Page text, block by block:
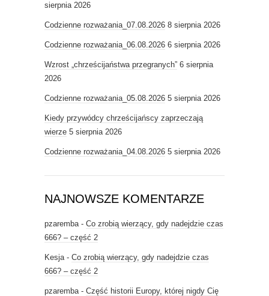
sierpnia 2026
Codzienne rozważania_07.08.2026 8 sierpnia 2026
Codzienne rozważania_06.08.2026 6 sierpnia 2026
Wzrost „chrześcijaństwa przegranych” 6 sierpnia
2026
Codzienne rozważania_05.08.2026 5 sierpnia 2026
Kiedy przywódcy chrześcijańscy zaprzeczają
wierze 5 sierpnia 2026
Codzienne rozważania_04.08.2026 5 sierpnia 2026
NAJNOWSZE KOMENTARZE
pzaremba- Co zrobią wierzący, gdy nadejdzie czas
666? – część 2
Kesja- Co zrobią wierzący, gdy nadejdzie czas
666? – część 2
pzaremba- Część historii Europy, której nigdy Cię